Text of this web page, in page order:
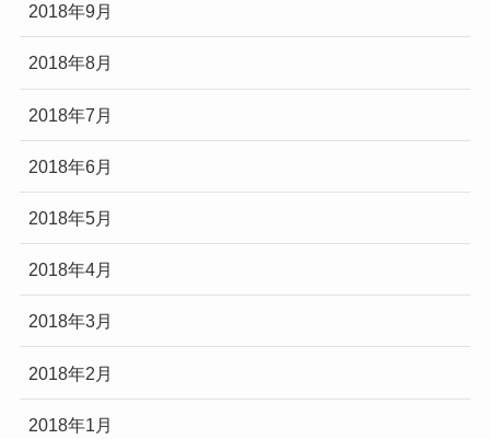
2018年9月
2018年8月
2018年7月
2018年6月
2018年5月
2018年4月
2018年3月
2018年2月
2018年1月